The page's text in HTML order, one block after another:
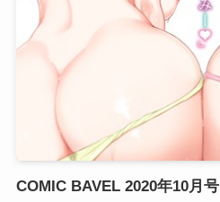
COMIC BAVEL 2020年10月号